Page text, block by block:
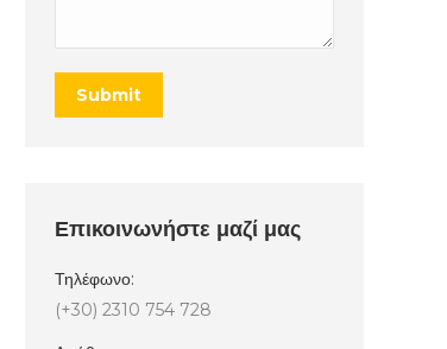
Submit
Επικοινωνήστε μαζί μας
Τηλέφωνο:
(+30) 2310 754 728